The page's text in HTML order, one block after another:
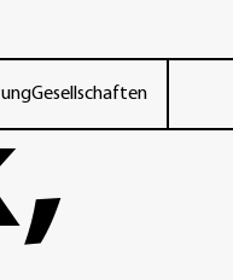
Gesellschaften